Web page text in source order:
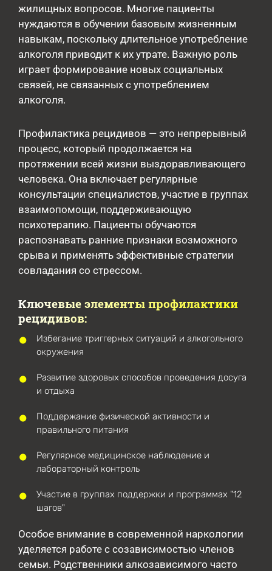
жилищных вопросов. Многие пациенты
нуждаются в обучении базовым жизненным
навыкам, поскольку длительное употребление
алкоголя приводит к их утрате. Важную роль
играет формирование новых социальных
связей, не связанных с употреблением
алкоголя.
Профилактика рецидивов — это непрерывный
процесс, который продолжается на
протяжении всей жизни выздоравливающего
человека. Она включает регулярные
консультации специалистов, участие в группах
взаимопомощи, поддерживающую
психотерапию. Пациенты обучаются
распознавать ранние признаки возможного
срыва и применять эффективные стратегии
совладания со стрессом.
Ключевые элементы профилактики
рецидивов:
Избегание триггерных ситуаций и алкогольного
окружения
Развитие здоровых способов проведения досуга
и отдыха
Поддержание физической активности и
правильного питания
Регулярное медицинское наблюдение и
лабораторный контроль
Участие в группах поддержки и программах "12
шагов"
Особое внимание в современной наркологии
уделяется работе с созависимостью членов
семьи. Родственники алкозависимого часто